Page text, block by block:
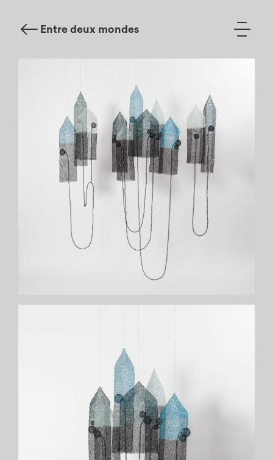
Entre deux mondes